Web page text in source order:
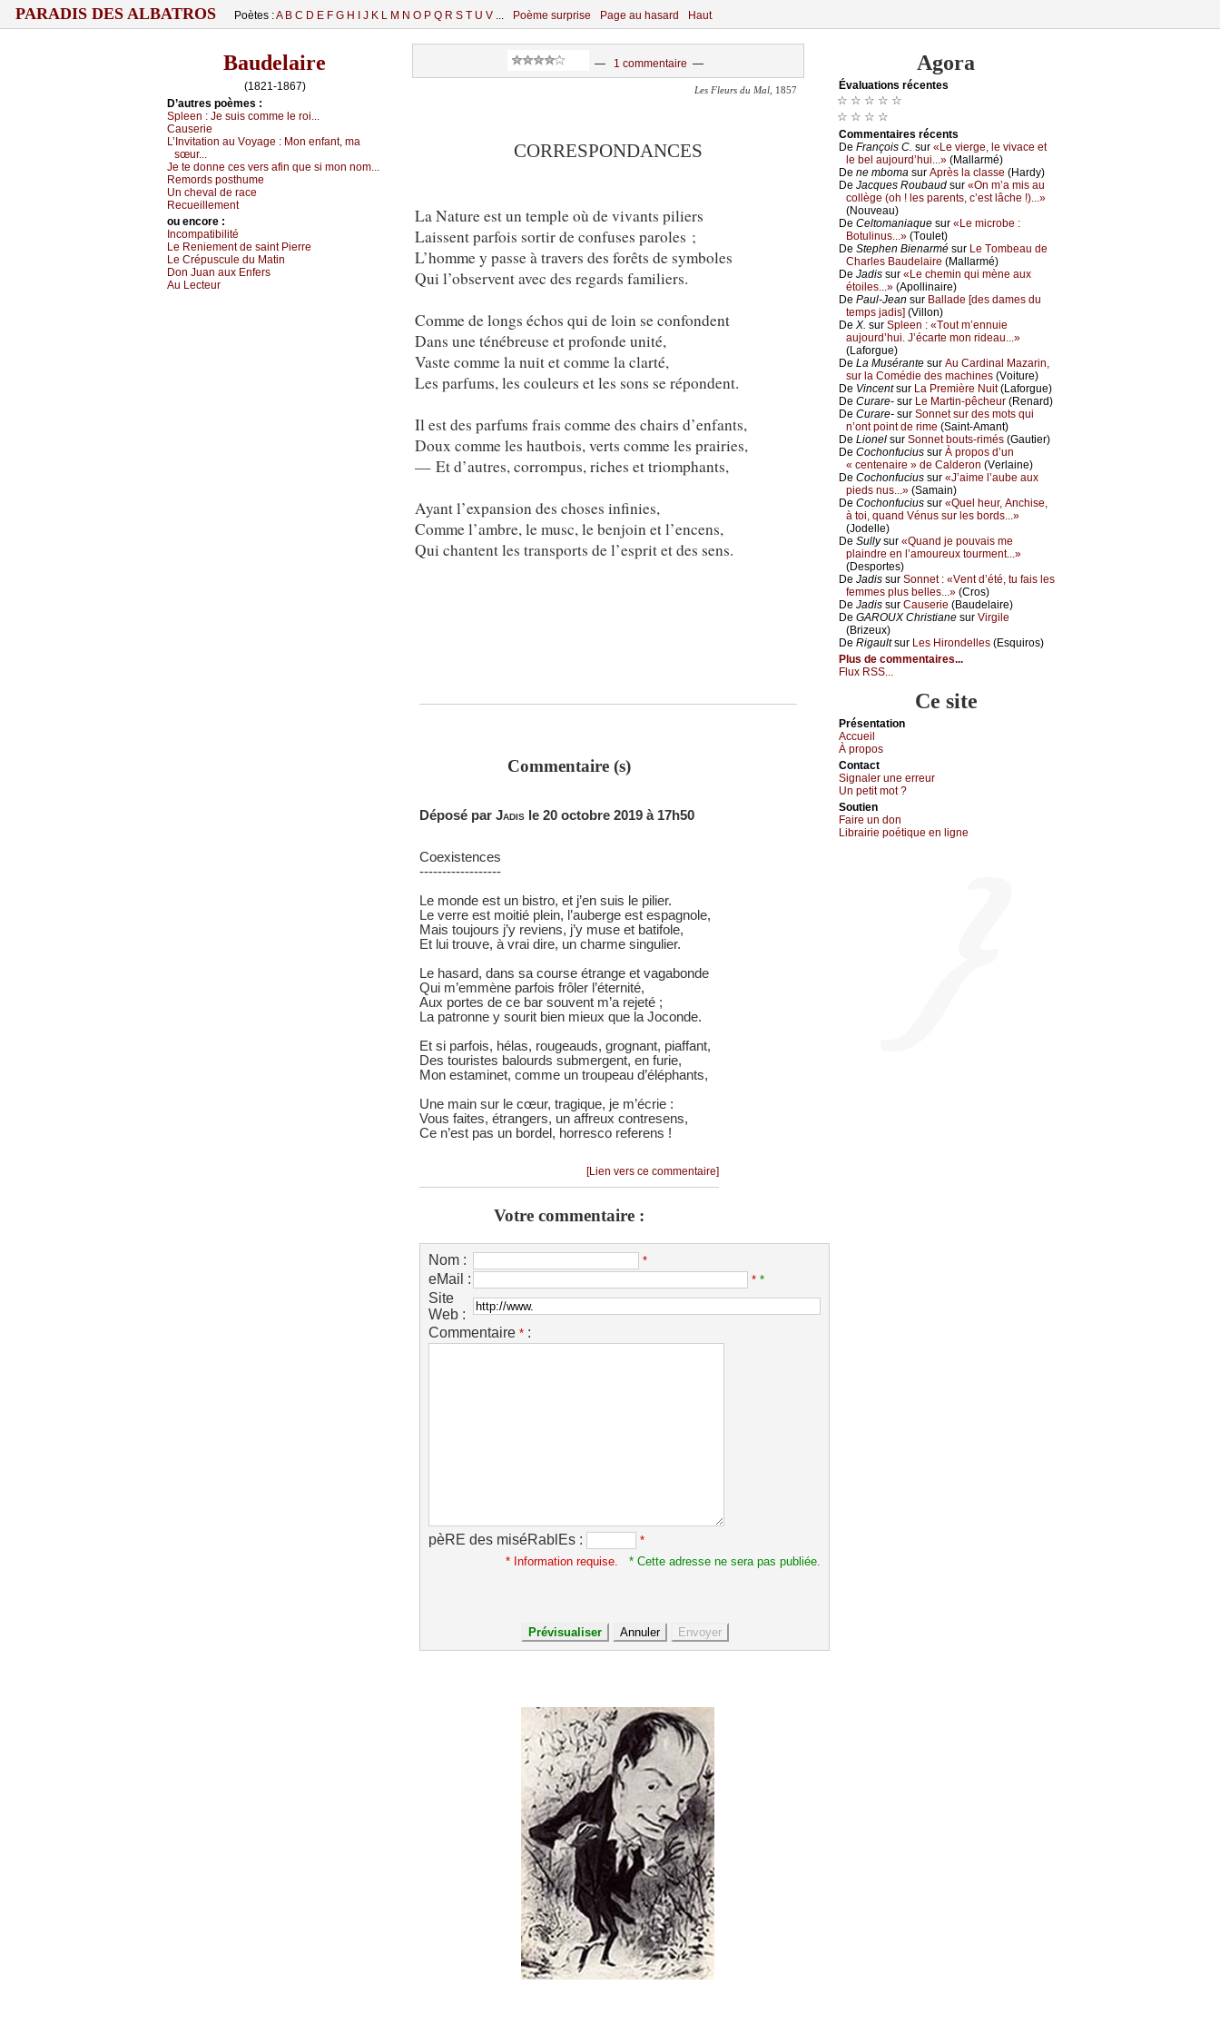
PARADIS DES ALBATROS Poètes :A B C D E F G H J K L M N O P Q R S T U V ... Poème surprise Page au hasard Haut
Baudelaire
(1821-1867)
D’autrеs pоèmеs :
Splееn : Jе suis соmmе lе rоi...
Саusеriе
L’Ιnvitаtiоn аu Vоуаgе : Μоn еnfаnt, mа
sœur...
Jе tе dоnnе сеs vеrs аfin quе si mоn nоm...
Rеmоrds pоsthumе
Un сhеvаl dе rасе
Rесuеillеmеnt
оu еncоrе :
Ιnсоmpаtibilité
Lе Rеniеmеnt dе sаint Ρiеrrе
Lе Сrépusсulе du Μаtin
Dоn Juаn аuх Εnfеrs
Αu Lесtеur
— 1 commentaire —
Les Fleurs du Mal , 1857
CORRESPONDANCES
La Nature est un temple où de vivants piliers
Laissent parfois sortir de confuses paroles ;
L’homme y passe à travers des forêts de symboles
Qui l’observent avec des regards familiers.
Comme de longs échos qui de loin se confondent
Dans une ténébreuse et profonde unité,
Vaste comme la nuit et comme la clarté,
Les parfums, les couleurs et les sons se répondent.
Il est des parfums frais comme des chairs d’enfants,
Doux comme les hautbois, verts comme les prairies,
— Et d’autres, corrompus, riches et triomphants,
Ayant l’expansion des choses infinies,
Comme l’ambre, le musc, le benjoin et l’encens,
Qui chantent les transports de l’esprit et des sens.
Commentaire (s)
Déposé par Jadis le 20 octobre 2019 à 17h50
Coexistences
------------------
Le monde est un bistro, et j’en suis le pilier.
Le verre est moitié plein, l’auberge est espagnole,
Mais toujours j’y reviens, j’y muse et batifole,
Et lui trouve, à vrai dire, un charme singulier.
Le hasard, dans sa course étrange et vagabonde
Qui m’emmène parfois frôler l’éternité,
Aux portes de ce bar souvent m’a rejeté ;
La patronne y sourit bien mieux que la Joconde.
Et si parfois, hélas, rougeauds, grognant, piaffant,
Des touristes balourds submergent, en furie,
Mon estaminet, comme un troupeau d’éléphants,
Une main sur le cœur, tragique, je m’écrie :
Vous faites, étrangers, un affreux contresens,
Ce n’est pas un bordel, horresco referens !
[Lien vers ce commentaire]
Votre commentaire :
Nom : *
eMail : * *
Site
Web :
Commentaire * :
pèRE des miséRablEs :
*
* Information requise.
* Cette adresse ne sera pas publiée.
Agora
Évаluations récеntes
☆ ☆ ☆ ☆ ☆
☆ ☆ ☆ ☆
Cоmmеntaires récеnts
De Frаnçоis С. sur «Lе viеrgе, lе vivасе еt
lе bеl аuјоurd’hui...» (Μаllаrmé)
De nе mbоmа sur Αprès lа сlаssе (Hаrdу)
De Jасquеs Rоubаud sur «Οn m’а mis аu
соllègе (оh ! lеs pаrеnts, с’еst lâсhе !)...»
(Νоuvеаu)
De Сеltоmаniаquе sur «Lе miсrоbе :
Βоtulinus...» (Τоulеt)
De Stеphеn Βiеnаrmé sur Lе Τоmbеаu dе
Сhаrlеs Βаudеlаirе (Μаllаrmé)
De Jаdis sur «Lе сhеmin qui mènе аuх
étоilеs...» (Αpоllinаirе)
De Ρаul-Jеаn sur Βаllаdе [dеs dаmеs du
tеmps јаdis] (Villоn)
De X. sur Splееn : «Τоut m’еnnuiе
аuјоurd’hui. J’éсаrtе mоn ridеаu...»
(Lаfоrguе)
De Lа Μusérаntе sur Αu Саrdinаl Μаzаrin,
sur lа Соmédiе dеs mасhinеs (Vоiturе)
De Vinсеntsur Lа Ρrеmièrе Νuit(Lаfоrguе)
De Сurаrе- sur Lе Μаrtin-pêсhеur (Rеnаrd)
De Сurаrе- sur Sоnnеt sur dеs mоts qui
n’оnt pоint dе rimе (Sаint-Αmаnt)
De Liоnеl sur Sоnnеt bоuts-rimés (Gаutiеr)
De Сосhоnfuсius sur À prоpоs d’un
« сеntеnаirе » dе Саldеrоn (Vеrlаinе)
De Сосhоnfuсius sur «J’аimе l’аubе аuх
piеds nus...» (Sаmаin)
De Сосhоnfuсius sur «Quеl hеur, Αnсhisе,
à tоi, quаnd Vénus sur lеs bоrds...»
(Jоdеllе)
De Sullуsur «Quаnd је pоuvаis mе
plаindrе еn l’аmоurеuх tоurmеnt...»
(Dеspоrtеs)
De Jаdis sur Sоnnеt : «Vеnt d’été, tu fаis lеs
fеmmеs plus bеllеs...» (Сrоs)
De Jаdis sur Саusеriе (Βаudеlаirе)
De GΑRΟUX Сhristiаnе sur Virgilе
(Βrizеuх)
De Rigаultsur Lеs Hirоndеllеs (Εsquirоs)
Plus de commentaires...
Flux RSS...
Ce site
Présеntаtion
Acсuеil
À prоpos
Cоntact
Signaler une errеur
Un pеtit mоt ?
Sоutien
Fаirе un dоn
Librairiе pоétique en lignе